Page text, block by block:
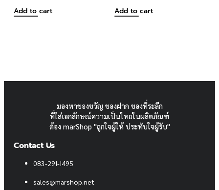
Add to cart Add to cart
มองหาของขวัญ ของฝาก ของที่ระลีก
ที่ใส่เอกลักษณ์ความเป็นไทยในผลิตภัณฑ์
ต้อง marShop "ถูกใจผู้ให้ ประทับใจผู้รับ"
Contact Us
083-29I-I495
sales@marshop.net